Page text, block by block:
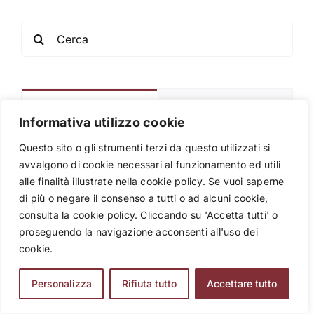
Informativa utilizzo cookie
Questo sito o gli strumenti terzi da questo utilizzati si
avvalgono di cookie necessari al funzionamento ed utili
alle finalità illustrate nella cookie policy. Se vuoi saperne
di più o negare il consenso a tutti o ad alcuni cookie,
consulta la cookie policy. Cliccando su 'Accetta tutti' o
proseguendo la navigazione acconsenti all'uso dei
cookie.
Personalizza Rifiuta tutto Accettare tutto
Stonehenge con studenti e scuole:
una visita tra storia, civiltà e pensiero
critico
21 Aprile 2026
Il Metodo Toddler per adulti per
imparare le lingue
Perché è importante la tecnologia in